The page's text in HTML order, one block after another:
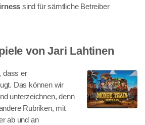
sind für sämtliche Betreiber
von Jari Lahtinen
dass er
Das können wir
unterzeichnen, denn
Rubriken, mit
ab und an